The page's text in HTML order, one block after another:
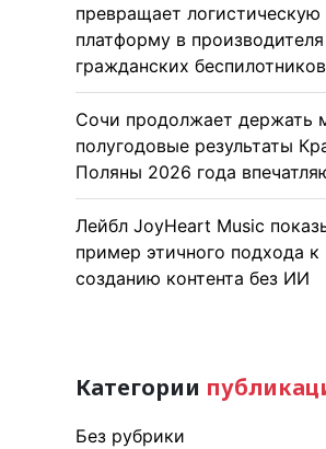
превращает логистическую
платформу в производителя
гражданских беспилотников
Сочи продолжает держать
полугодовые результаты
Поляны 2026 года
Лейбл JoyHeart Music
пример этичного подхода к
созданию контента без ИИ
Категории
Без рубрики